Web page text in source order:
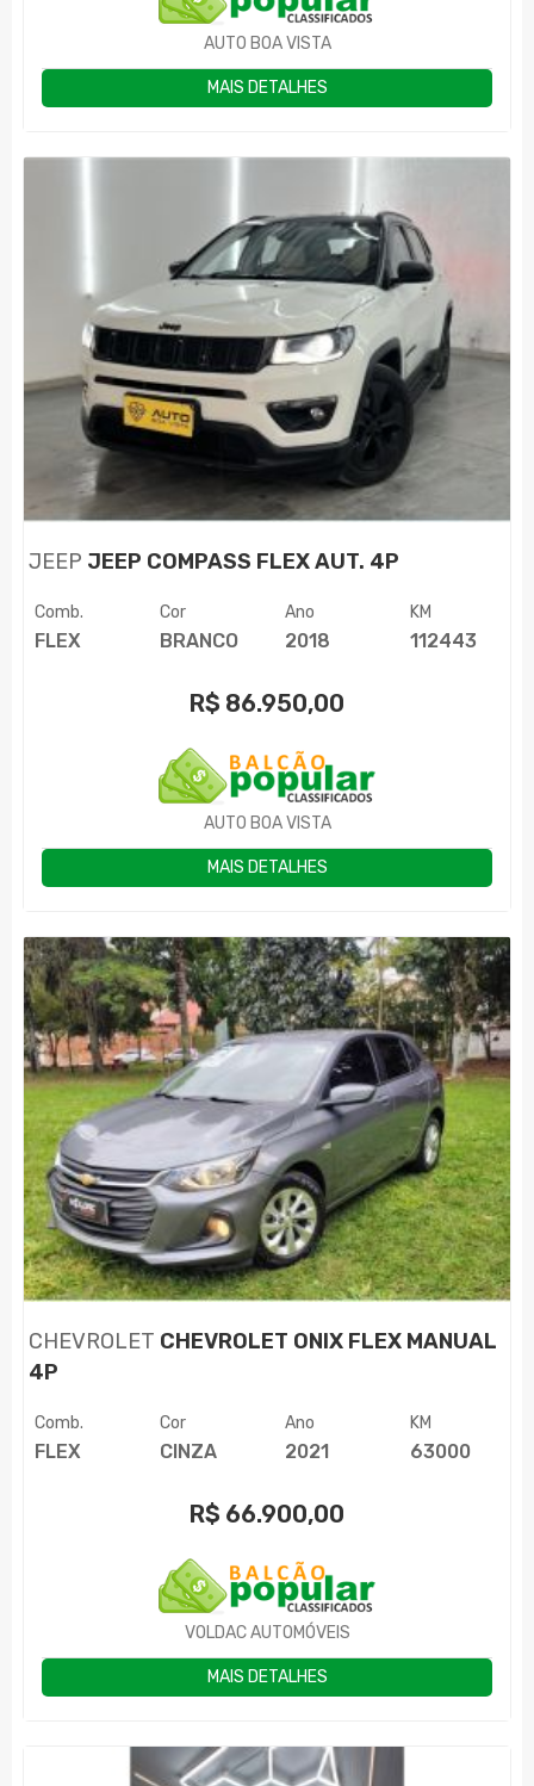
AUTO BOA VISTA
MAIS DETALHES
JEEP JEEP COMPASS FLEX AUT. 4P
Comb.
FLEX
Cor
BRANCO
Ano
2018
KM
112443
R$ 86.950,00
AUTO BOA VISTA
MAIS DETALHES
CHEVROLET CHEVROLET ONIX FLEX MANUAL
4P
Comb.
FLEX
Cor
CINZA
Ano
2021
KM
63000
R$ 66.900,00
VOLDAC AUTOMÓVEIS
MAIS DETALHES